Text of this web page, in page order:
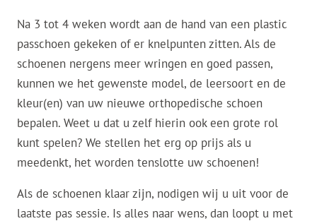
Na 3 tot 4 weken wordt aan de hand van een plastic
passchoen gekeken of er knelpunten zitten. Als de
schoenen nergens meer wringen en goed passen,
kunnen we het gewenste model, de leersoort en de
kleur(en) van uw nieuwe orthopedische schoen
bepalen. Weet u dat u zelf hierin ook een grote rol
kunt spelen? We stellen het erg op prijs als u
meedenkt, het worden tenslotte uw schoenen!
Als de schoenen klaar zijn, nodigen wij u uit voor de
laatste pas sessie. Is alles naar wens, dan loopt u met